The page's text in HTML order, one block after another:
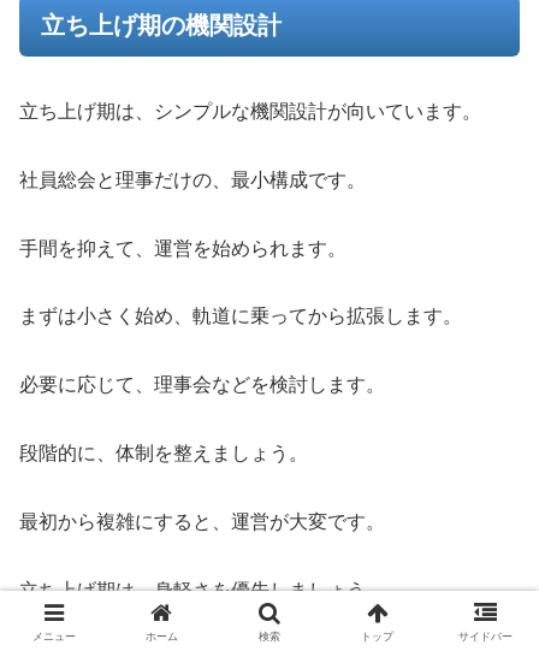
立ち上げ期の機関設計
立ち上げ期は、シンプルな機関設計が向いています。
社員総会と理事だけの、最小構成です。
手間を抑えて、運営を始められます。
まずは小さく始め、軌道に乗ってから拡張します。
必要に応じて、理事会などを検討します。
段階的に、体制を整えましょう。
最初から複雑にすると、運営が大変です。
立ち上げ期は、身軽さを優先しましょう。
メニュー ホーム 検索 トップ サイドバー